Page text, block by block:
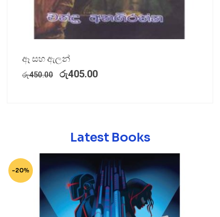
ඈ සහ ඇලන්
රු450.00 රු405.00
Latest Books
-20%